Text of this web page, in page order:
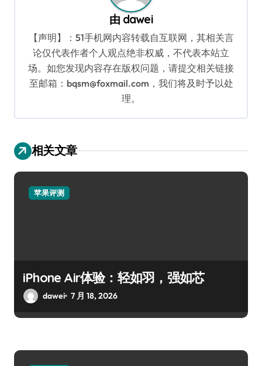
由 dawei
【声明】：51手机网内容转载自互联网，其相关言
论仅代表作者个人观点绝非权威，不代表本站立
场。如您发现内容存在版权问题，请提交相关链接
至邮箱：bqsm@foxmail.com，我们将及时予以处
理。
相关文章
苹果评测
iPhone Air体验：轻如羽，强如芯
dawei 7 月 18, 2026